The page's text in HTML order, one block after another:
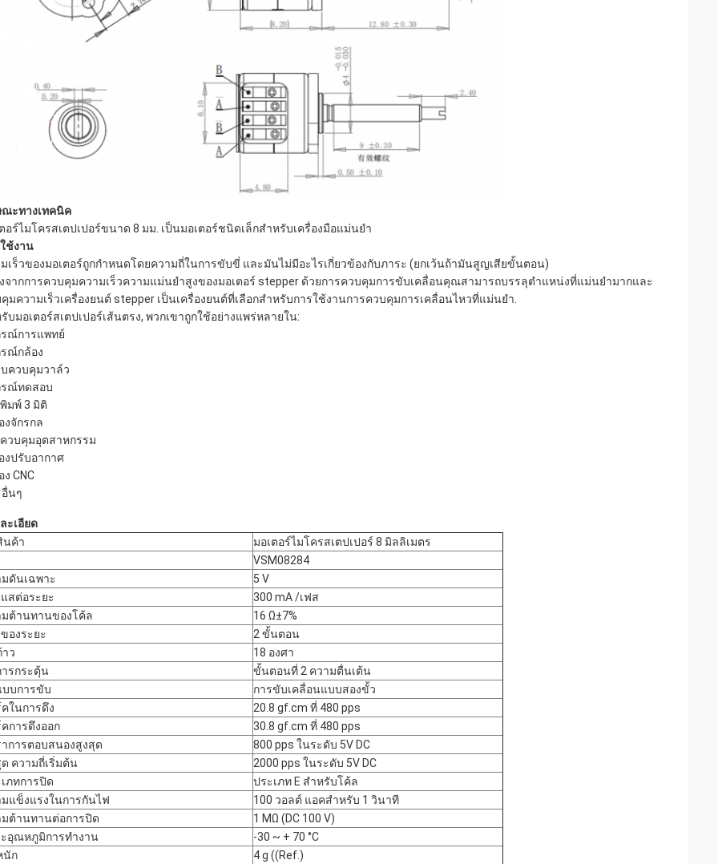
ะทางเทคนิค
อร์ไมโครสเตปเปอร์ขนาด 8 มม. เป็นมอเตอร์ชนิดเล็กสําหรับเครื่องมือแม่นยํา
ช้งาน
เร็วของมอเตอร์ถูกกําหนดโดยความถี่ในการขับขี่ และมันไม่มีอะไรเกี่ยวข้องกับภาระ (ยกเว้นถ้ามันสูญเสียขั้นตอน)
จากการควบคุมความเร็วความแม่นยําสูงของมอเตอร์ stepper ด้วยการควบคุมการขับเคลื่อนคุณสามารถบรรลุตําแหน่งที่แม่นยํามากและ
มความเร็วเครื่องยนต์ stepper เป็นเครื่องยนต์ที่เลือกสําหรับการใช้งานการควบคุมการเคลื่อนไหวที่แม่นยํา.
บมอเตอร์สเตปเปอร์เส้นตรง, พวกเขาถูกใช้อย่างแพร่หลายใน:
ณ์การแพทย์
ณ์กล้อง
ควบคุมวาล์ว
ณ์ทดสอบ
มพ์ 3 มิติ
งจักรกล
วบคุมอุตสาหกรรม
งปรับอากาศ
ง CNC
นๆ
ะเอียด
นค้า
มอเตอร์ไมโครสเตปเปอร์ 8 มิลลิเมตร
VSM08284
ดันเฉพาะ
5 V
สต่อระยะ
300 mA /เฟส
มต้านทานของโค้ล
16 Ω±7%
องระยะ
2 ขั้นตอน
ว
18 องศา
รกระตุ้น
ขั้นตอนที่ 2 ความตื่นเต้น
บการขับ
การขับเคลื่อนแบบสองขั้ว
ในการดึง
20.8 gf.cm ที่ 480 pps
การดึงออก
30.8 gf.cm ที่ 480 pps
การตอบสนองสูงสุด
800 pps ในระดับ 5V DC
ความถี่เริ่มต้น
2000 pps ในระดับ 5V DC
ภทการปิด
ประเภท E สําหรับโค้ล
แข็งแรงในการกันไฟ
100 วอลต์ แอคสําหรับ 1 วินาที
ต้านทานต่อการปิด
1 MΩ (DC 100 V)
อุณหภูมิการทํางาน
-30 ~ + 70 °C
นัก
4 g ((Ref.)